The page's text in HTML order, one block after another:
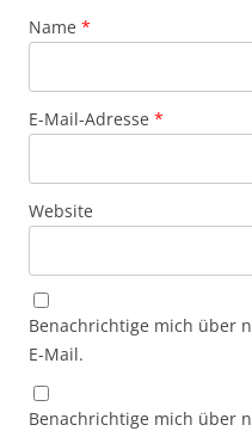
Name *
E-Mail-Adresse *
Website
Benachrichtige mich über
E-Mail.
Benachrichtige mich über